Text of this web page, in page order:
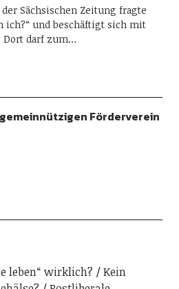
Sächsischen Zeitung fragte
ich?“ und beschäftigt sich mit
Dort darf zum…
Förderverein
leben“ wirklich?
Kein